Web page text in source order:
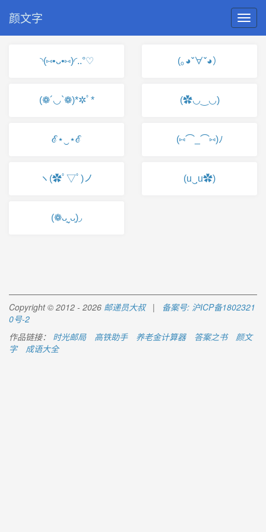
颜文字
◝(⑅•ᴗ•⑅)◜..°♡ (｡◕ˇ∀ˇ◕）
(❁´◡`❁)*✲ﾟ* (✿◡‿◡)
ℰ⋆‿⋆ℰ (⑅⌒_⌒⑅)ﾉ
ヽ(✿ﾟ▽ﾟ)ノ (u‿ฺu✿)
(❁ᴗ͈ˬᴗ͈)◞
Copyright © 2012 - 2026 邮递员大叔| 备案号: 沪ICP备1802321
0号-2
作品链接： 时光邮局 高铁助手 养老金计算器 答案之书
颜文
字
成语大全